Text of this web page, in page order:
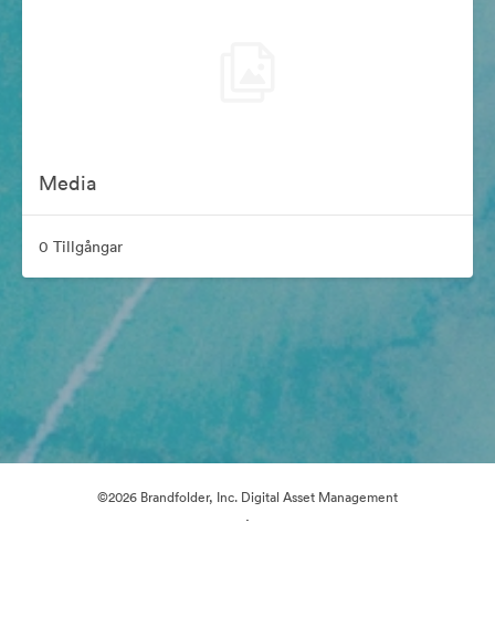
Media
0 Tillgångar
©2026 Brandfolder, Inc. Digital Asset Management
·